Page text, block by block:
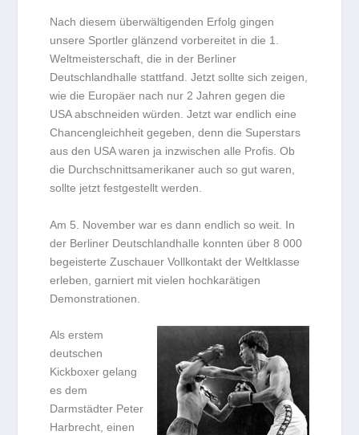
Nach diesem überwältigenden Erfolg gingen
unsere Sportler glänzend vorbereitet in die 1.
Weltmeisterschaft, die in der Berliner
Deutschlandhalle stattfand. Jetzt sollte sich zeigen,
wie die Europäer nach nur 2 Jahren gegen die
USA abschneiden würden. Jetzt war endlich eine
Chancengleichheit gegeben, denn die Superstars
aus den USA waren ja inzwischen alle Profis. Ob
die Durchschnittsamerikaner auch so gut waren,
sollte jetzt festgestellt werden.
Am 5. November war es dann endlich so weit. In
der Berliner Deutschlandhalle konnten über 8 000
begeisterte Zuschauer Vollkontakt der Weltklasse
erleben, garniert mit vielen hochkarätigen
Demonstrationen.
Als erstem
deutschen
Kickboxer gelang
es dem
Darmstädter Peter
Harbrecht, einen